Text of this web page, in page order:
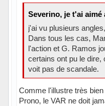
Severino, je t'ai aimé
j'ai vu plusieurs
Dans tous les cas,
l'action et G. Ramos
certains ont pu le
voit pas de scandale.
Comme l'illustre très
Prono, le VAR ne doit